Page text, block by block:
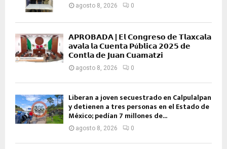
agosto 8, 2026 0
𝗔𝗣𝗥𝗢𝗕𝗔𝗗𝗔 | 𝗘𝗹 𝗖𝗼𝗻𝗴𝗿𝗲𝘀𝗼 𝗱𝗲 𝗧𝗹𝗮𝘅𝗰𝗮𝗹𝗮
𝗮𝘃𝗮𝗹𝗮 𝗹𝗮 𝗖𝘂𝗲𝗻𝘁𝗮 𝗣ú𝗯𝗹𝗶𝗰𝗮 𝟮𝟬𝟮𝟱 𝗱𝗲
𝗖𝗼𝗻𝘁𝗹𝗮 𝗱𝗲 𝗝𝘂𝗮𝗻 𝗖𝘂𝗮𝗺𝗮𝘁𝘇𝗶
agosto 8, 2026 0
Liberan a joven secuestrado en Calpulalpan
y detienen a tres personas en el Estado de
México; pedían 7 millones de...
agosto 8, 2026 0